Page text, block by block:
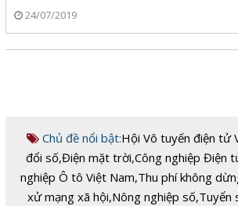
24/07/2019
Chủ đề nổi bật:Hội Vô tuyến điện tử
đổi số,Điện mặt trời,Công nghiệp Điện
nghiệp Ô tô Việt Nam,Thu phí không
xử mạng xã hội,Nông nghiệp số,Tuyển